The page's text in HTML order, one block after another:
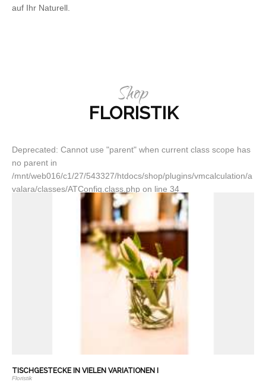
auf Ihr Naturell.
Shop
FLORISTIK
Deprecated: Cannot use "parent" when current class scope has
no parent in
/mnt/web016/c1/27/543327/htdocs/shop/plugins/vmcalculation/a
valara/classes/ATConfig.class.php on line 34
TISCHGESTECKE IN VIELEN VARIATIONEN I
Floristik